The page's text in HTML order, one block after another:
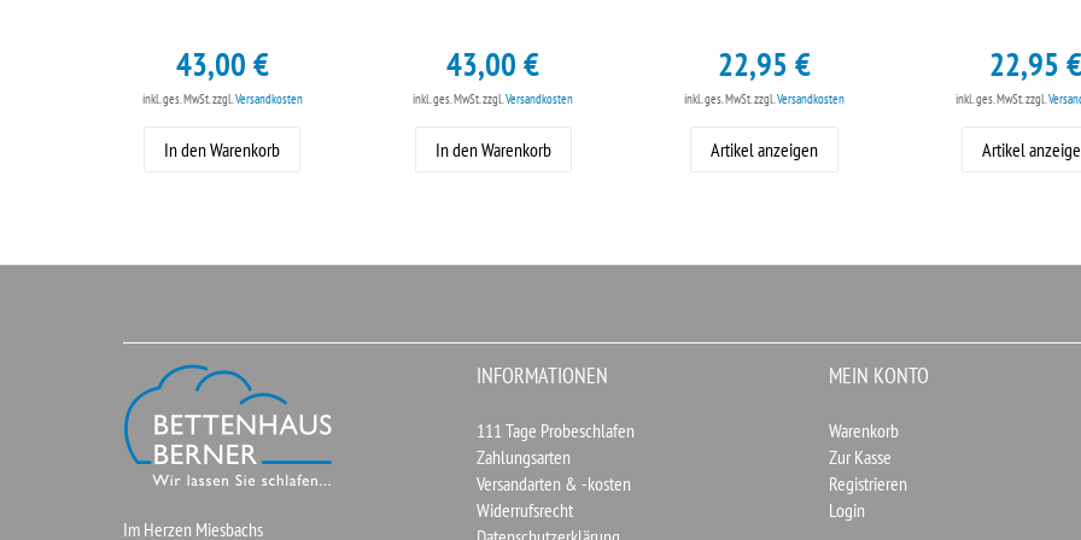
43,00 €
inkl. ges. MwSt.zzgl.Versandkosten
In den Warenkorb
43,00 €
inkl. ges. MwSt.zzgl.Versandkosten
In den Warenkorb
22,95 €
inkl. ges. MwSt.zzgl.Versandkosten
Artikel anzeigen
22,95 €
inkl. ges. MwSt.zzgl.
Artikel
Im Herzen Miesbachs
INFORMATIONEN
111 Tage Probeschlafen
Zahlungsarten
Versandarten & -kosten
Widerrufsrecht
MEIN KONTO
Warenkorb
Zur Kasse
Registrieren
Login